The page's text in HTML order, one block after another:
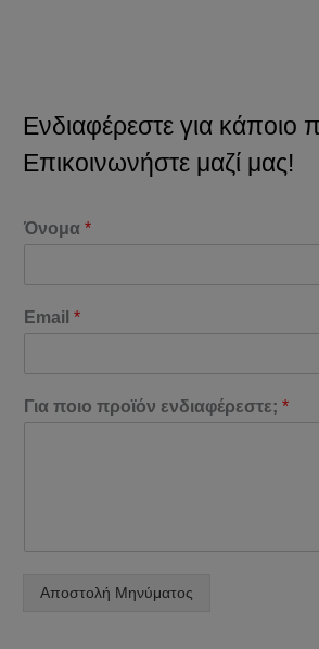
Ενδιαφέρεστε για κάποιο
Επικοινωνήστε μαζί μας!
Όνομα*
Email*
Για ποιο προϊόν ενδιαφέρεστε;*
Αποστολή Μηνύματος